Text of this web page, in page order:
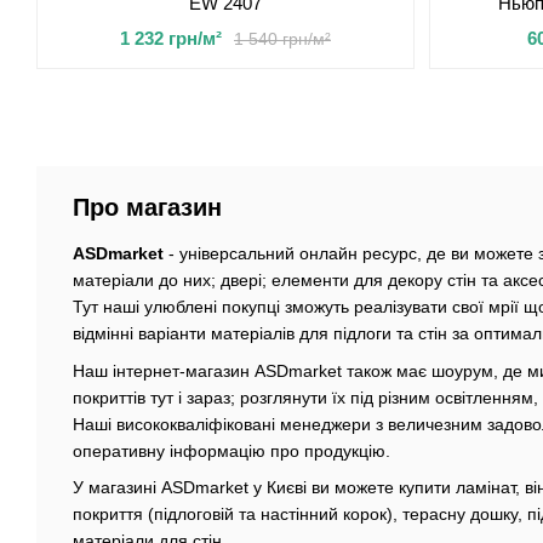
1 540 грн/м²
1 232 грн/м²
Про магазин
ASDmarket - універсальний онлайн ресурс, де ви можете
матеріали до них; двері; елементи для декору стін та
Тут наші улюблені покупці зможуть реалізувати свої
відмінні варіанти матеріалів для підлоги та стін за
Наш інтернет-магазин ASDmarket також має шоурум, де
покриттів тут і зараз; розглянути їх під різним
Наші висококваліфіковані менеджери з величезним
оперативну інформацію про продукцію.
У магазині ASDmarket у Києві ви можете купити ламінат,
покриття (підлоговій та настінний корок), терасну дошку,